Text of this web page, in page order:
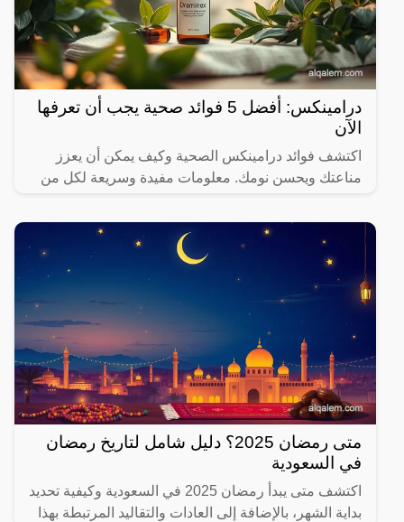
درامينكس: أفضل 5 فوائد صحية يجب أن تعرفها
الآن
اكتشف فوائد درامينكس الصحية وكيف يمكن أن يعزز
مناعتك ويحسن نومك. معلومات مفيدة وسريعة لكل من
متى رمضان 2025؟ دليل شامل لتاريخ رمضان
في السعودية
اكتشف متى يبدأ رمضان 2025 في السعودية وكيفية تحديد
بداية الشهر، بالإضافة إلى العادات والتقاليد المرتبطة بهذا